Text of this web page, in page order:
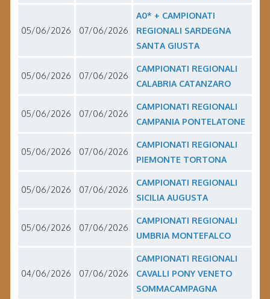
05/06/2026 07/06/2026
A0* + CAMPIONATI
REGIONALI SARDEGNA
SANTA GIUSTA
05/06/2026 07/06/2026
CAMPIONATI REGIONALI
CALABRIA CATANZARO
05/06/2026 07/06/2026
CAMPIONATI REGIONALI
CAMPANIA PONTELATONE
05/06/2026 07/06/2026
CAMPIONATI REGIONALI
PIEMONTE TORTONA
05/06/2026 07/06/2026
CAMPIONATI REGIONALI
SICILIA AUGUSTA
05/06/2026 07/06/2026
CAMPIONATI REGIONALI
UMBRIA MONTEFALCO
04/06/2026 07/06/2026
CAMPIONATI REGIONALI
CAVALLI PONY VENETO
SOMMACAMPAGNA